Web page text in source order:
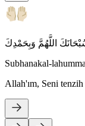
اللَّهُمَّ وَبِحَمْدِكَ
Subhanakal-
Allah'ım, Seni